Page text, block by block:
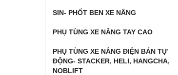
SIN- PHỐT BEN XE NÂNG
PHỤ TÙNG XE NÂNG TAY CAO
PHỤ TÙNG XE NÂNG ĐIỆN BÁN TỰ
ĐỘNG- STACKER, HELI, HANGCHA,
NOBLIFT